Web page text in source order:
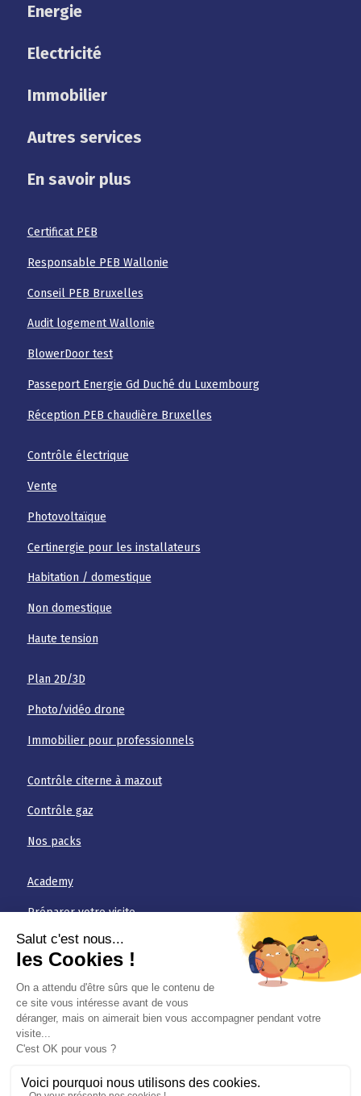
Energie
Electricité
Immobilier
Autres services
En savoir plus
Certificat PEB
Responsable PEB Wallonie
Conseil PEB Bruxelles
Audit logement Wallonie
BlowerDoor test
Passeport Energie Gd Duché du Luxembourg
Réception PEB chaudière Bruxelles
Contrôle électrique
Vente
Photovoltaïque
Certinergie pour les installateurs
Habitation / domestique
Non domestique
Haute tension
Plan 2D/3D
Photo/vidéo drone
Immobilier pour professionnels
Contrôle citerne à mazout
Contrôle gaz
Nos packs
Academy
Préparer votre visite
FAQ
Jobs
Conditions générales